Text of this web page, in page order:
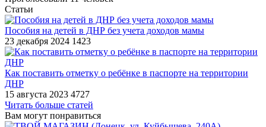
Статьи
​Пособия на детей в ДНР без учета доходов мамы
23 декабря 2024 1423
Как поставить отметку о ребёнке в паспорте на территории
ДНР
15 августа 2023 4727
Читать больше статей
Вам могут понравиться